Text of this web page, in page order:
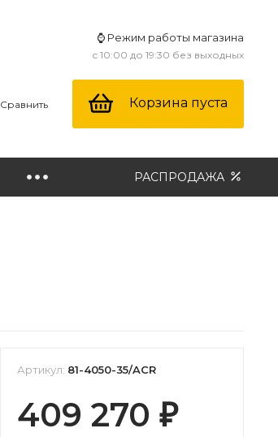
⌚ Режим работы магазина
с 10:00 до 19:30 без выходных
Сравнить Корзина пуста
РАСПРОДАЖА
Артикул: 81-4050-35/ACR
409 270 ₽